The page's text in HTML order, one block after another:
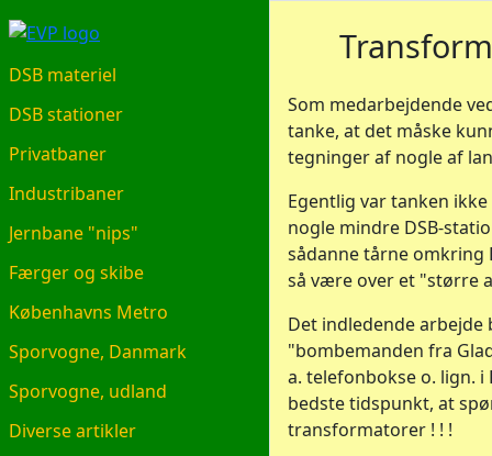
EVP.DK
DSB materiel
DSB stationer
Privatbaner
Industribaner
Jernbane "nips"
Færger og skibe
Københavns Metro
Sporvogne, Danmark
Sporvogne, udland
Diverse artikler
Som medarbejdende
tanke, at det måske
tegninger af nogle af
Egentlig var tanken
nogle mindre DSB-
sådanne tårne omkring
så være over et "større
Det indledende
"bombemanden fra
a. telefonbokse o. lign.
bedste tidspunkt, at
transformatorer ! ! !